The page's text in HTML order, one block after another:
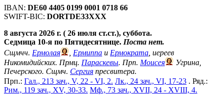
IBAN: DE60 4405 0199 0001 0718 66
SWIFT-BIC: DORTDE33XXX
8 августа 2026 г. ( 26 июля ст.ст.), суббота.
Седмица 10-я по Пятидесятнице. Поста нет.
Сщмчч. Ермолая Ермиппа и Ермократа , иереев
Никомидийских. Прмц. Параскевы. Прп. Моисея
Угрина,
Печерского. Сщмч. Сергия пресвитера.
Прп.: Гал., 213 зач., V, 22 - VI, 2. Лк., 24 зач., VI, 17-23 . Ряд.:
Рим., 119 зач., XV, 30-33. Мф., 73 зач., XVII, 24 - XVIII, 4.